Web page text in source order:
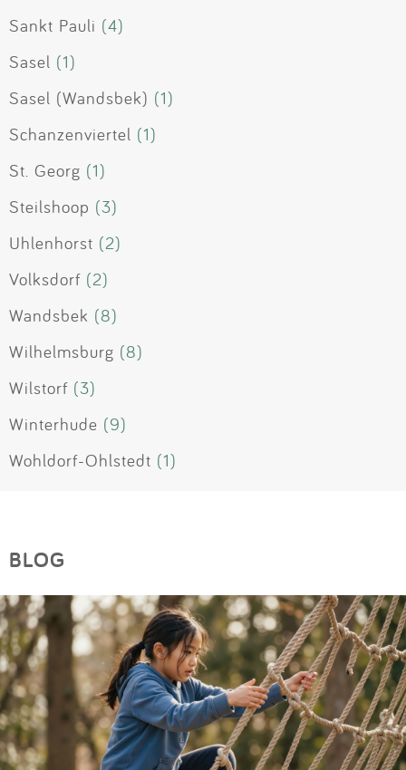
Sankt Pauli (4)
Sasel (1)
Sasel (Wandsbek) (1)
Schanzenviertel (1)
St. Georg (1)
Steilshoop (3)
Uhlenhorst (2)
Volksdorf (2)
Wandsbek (8)
Wilhelmsburg (8)
Wilstorf (3)
Winterhude (9)
Wohldorf-Ohlstedt (1)
BLOG